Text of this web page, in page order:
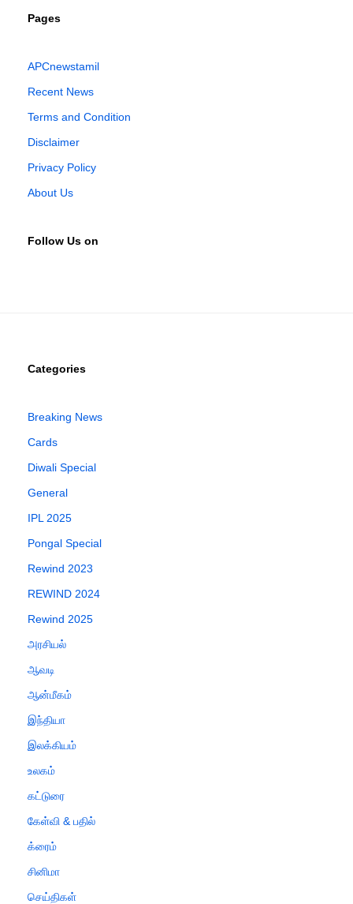
Pages
APCnewstamil
Recent News
Terms and Condition
Disclaimer
Privacy Policy
About Us
Follow Us on
Categories
Breaking News
Cards
Diwali Special
General
IPL 2025
Pongal Special
Rewind 2023
REWIND 2024
Rewind 2025
அரசியல்
ஆவடி
ஆன்மீகம்
இந்தியா
இலக்கியம்
உலகம்
கட்டுரை
கேள்வி & பதில்
க்ரைம்
சினிமா
செய்திகள்